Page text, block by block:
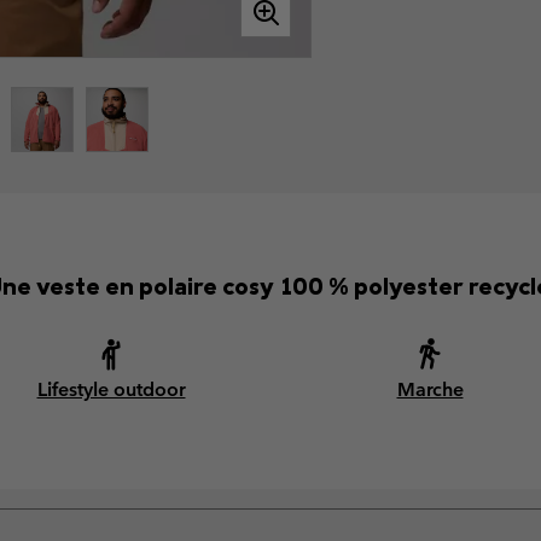
veste en polaire cosy 100 % polyester
Lifestyle outdoor Marche